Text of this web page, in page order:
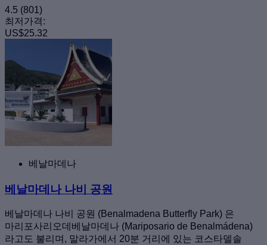
4.5 (801)
최저가격:
US$25.32
베날마데나
베날마데나 나비 공원
베날마데나 나비 공원 (Benalmadena Butterfly Park) 은
마리포사리오데베날마데나 (Mariposario de Benalmádena)
라고도 불리며, 말라가에서 20분 거리에 있는 코스타델솔